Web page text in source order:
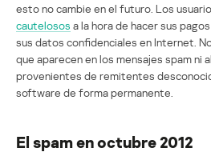
esto no cambie en el futuro. Los
cautelosos a la hora de hacer sus
sus datos confidenciales en Internet.
que aparecen en los mensajes spam ni
provenientes de remitentes
software de forma permanente.
El spam en octubre 2012